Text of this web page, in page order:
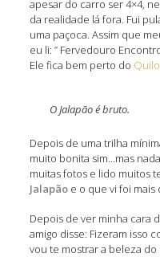
apesar do carro ser 4×4,
da realidade lá fora. Fui
uma paçoca. Assim que
eu li: ” Fervedouro
Ele fica bem perto do
O Jalapão é bruto.
Depois de uma trilha
muito bonita sim…mas
muitas fotos e lido muitos
Jalapãoe o que vi foi
Depois de ver minha cara
amigo disse: Fizeram isso
vou te mostrar a beleza do